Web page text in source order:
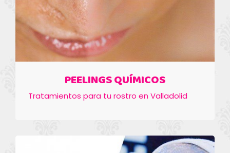
PEELINGS QUÍMICOS
Tratamientos para tu rostro en Valladolid